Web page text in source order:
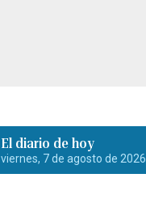
El diario de hoy
viernes, 7 de agosto de 2026